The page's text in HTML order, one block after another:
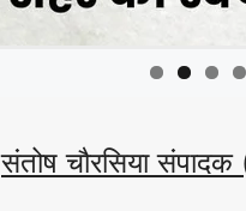
संतोष चौरसिया